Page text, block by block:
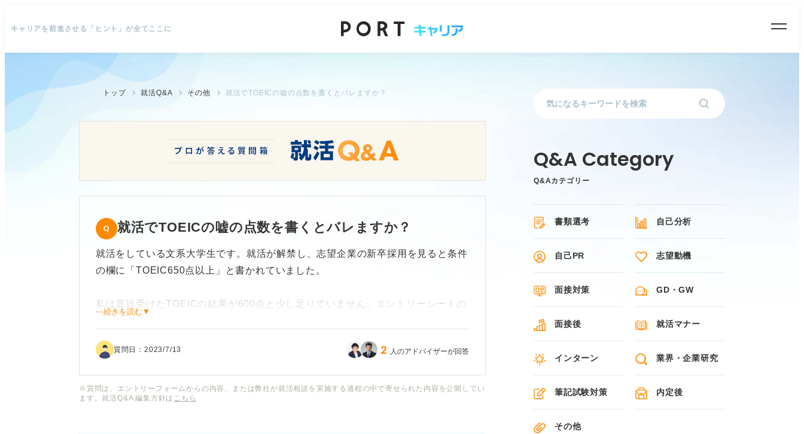
キャリアを前進させる「ヒント」が全てここに
トップ 就活Q&A その他 就活でTOEICの嘘の点数を書くとバレますか？
就活でTOEICの嘘の点数を書くとバレますか？
就活をしている文系大学生です。就活が解禁し、志望企業の新卒採用を見ると条件
の欄に「TOEIC650点以上」と書かれていました。
私は直近受けたTOEICの結果が600点と少し足りていません。エントリーシートの
⋯続きを読む▼
質問日：2023/7/13 2 人のアドバイザーが回答
※質問は、エントリーフォームからの内容、または弊社が就活相談を実施する過程の中で寄せられた内容を公開してい
ます。就活Q&A 編集方針は こちら
Q&Aカテゴリー
書類選考 自己分析
自己PR 志望動機
面接対策 GD・GW
面接後 就活マナー
インターン 業界・企業研究
筆記試験対策 内定後
その他